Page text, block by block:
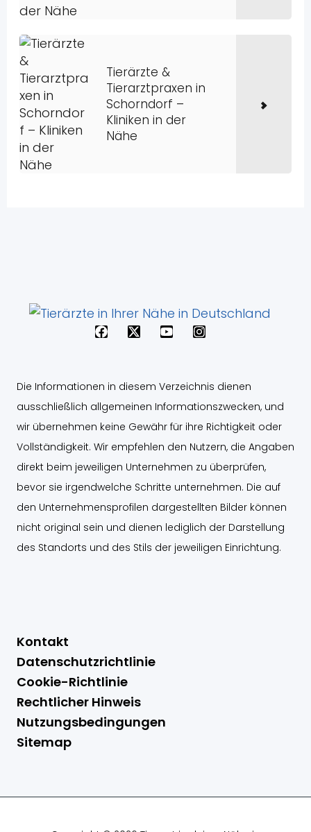
Tierärzte &
Tierarztpraxen in
Schorndorf –
Kliniken in der
Nähe
F
a
b
o
o
k
X
-
t
t
e
r
Y
o
b
e
I
n
g
r
a
m
Die Informationen in diesem Verzeichnis dienen
ausschließlich allgemeinen Informationszwecken, und
wir übernehmen keine Gewähr für ihre Richtigkeit oder
Vollständigkeit. Wir empfehlen den Nutzern, die Angaben
direkt beim jeweiligen Unternehmen zu überprüfen,
bevor sie irgendwelche Schritte unternehmen. Die auf
den Unternehmensprofilen dargestellten Bilder können
nicht original sein und dienen lediglich der Darstellung
des Standorts und des Stils der jeweiligen Einrichtung.
Kontakt
Datenschutzrichtlinie
Cookie-Richtlinie
Rechtlicher Hinweis
Nutzungsbedingungen
Sitemap